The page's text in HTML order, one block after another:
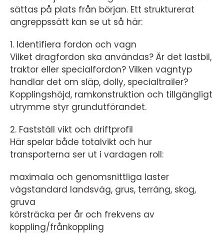
sättas på plats från början. Ett strukturerat
angreppssätt kan se ut så här:
1. Identifiera fordon och vagn
Vilket dragfordon ska användas? Är det lastbil,
traktor eller specialfordon? Vilken vagntyp
handlar det om släp, dolly, specialtrailer?
Kopplingshöjd, ramkonstruktion och tillgängligt
utrymme styr grundutförandet.
2. Fastställ vikt och driftprofil
Här spelar både totalvikt och hur
transporterna ser ut i vardagen roll:
maximala och genomsnittliga laster
vägstandard landsväg, grus, terräng, skog,
gruva
körsträcka per år och frekvens av
koppling/frånkoppling